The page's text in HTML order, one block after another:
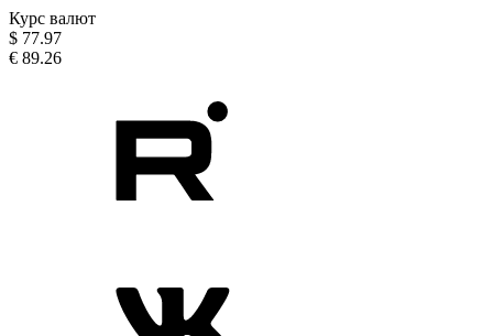
Курс валют
$ 77.97
€ 89.26